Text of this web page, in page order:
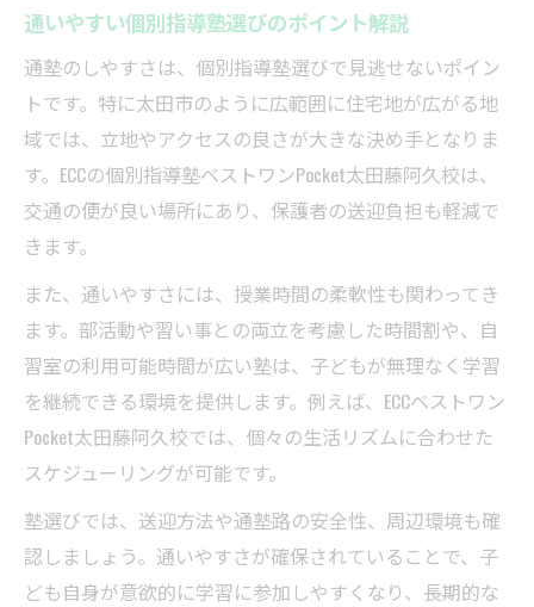
個別指導塾の弱点分析で苦手教科を克服す
る
個別指導塾のオーダーメイド指導が効果的
な訳
個別指導塾でできるマンツーマンサポート
術
法
個別指導塾の目標設定でやる気を引き出す
工夫
自習室やサポート体制が充実した学習環境を比
化
個別指導塾のサポート体制が安心できる理
通いやすい個別指導塾選びのポイント解説
通塾のしやすさは、個別指導塾選びで見逃せないポイン
トです。特に太田市のように広範囲に住宅地が広がる地
域では、立地やアクセスの良さが大きな決め手となりま
す。ECCの個別指導塾ベストワンPocket太田藤阿久校は、
交通の便が良い場所にあり、保護者の送迎負担も軽減で
きます。
また、通いやすさには、授業時間の柔軟性も関わってき
ます。部活動や習い事との両立を考慮した時間割や、自
習室の利用可能時間が広い塾は、子どもが無理なく学習
を継続できる環境を提供します。例えば、ECCベストワン
Pocket太田藤阿久校では、個々の生活リズムに合わせた
スケジューリングが可能です。
塾選びでは、送迎方法や通塾路の安全性、周辺環境も確
認しましょう。通いやすさが確保されていることで、子
ども自身が意欲的に学習に参加しやすくなり、長期的な